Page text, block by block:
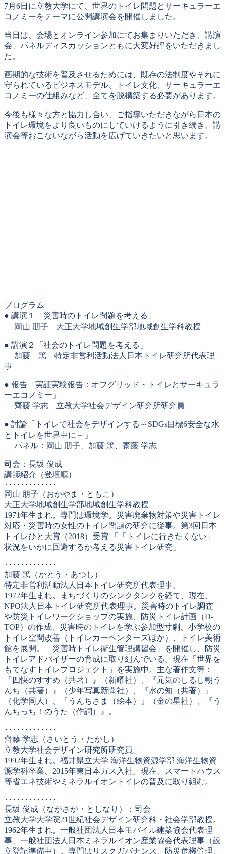
7月6日に立教大学にて、世界のトイレ問題とサーキュラーエ
コノミーをテーマに公開講演会を開催しました。
当日は、会場とオンライン参加にてお集まりいただき、講演
会、パネルディスカッションともに大変好評をいただきまし
た。
画期的な技術を普及させるためには、既存の法制度やそれに
守られているビジネスモデル、トイレ文化、サーキュラーエ
コノミーの仕組みなど、全てを脱構築する必要があります。
今後も様々な方と協力し合い、ご指導いただきながら日本の
トイレ環境をより良いものにしていけるように引き続き、講
演会等おこないながら活動を広げていきたいと思います。
プログラム
● 講演１「災害時のトイレ問題を考える」
岡山 朋子 大正大学地域創生学部地域創生学科教授
● 講演２「社会のトイレ問題を考える」
加藤 篤 特定非営利活動法人日本トイレ研究所代表理
事
● 報告「実証実験報告：オフグリッド・トイレとサーキュラ
ーエコノミー」
齊藤 学志 立教大学社会デザイン研究所研究員
● 討論「トイレで社会をデザインする～SDGs目標6安全な水
とトイレを世界中に～」
パネル：岡山 朋子、加藤 篤、齋藤 学志
司会：長坂 俊成
講師紹介（登壇順）
･････････････
岡山 朋子（おかやま・ともこ）
大正大学地域創生学部地域創生学科教授
1971年生まれ。専門は環境学。災害廃棄物対策や災害トイレ
対応・災害時の女性のトイレ問題の研究に従事。第3回日本
トイレひと大賞（2018）受賞 「「トイレに行きたくない」
状況をいかに回避するか考える災害トイレ研究」
･････････････
加藤 篤（かとう・あつし）
特定非営利活動法人日本トイレ研究所代表理事。
1972年生まれ。まちづくりのシンクタンクを経て、現在、
NPO法人日本トイレ研究所代表理事。災害時のトイレ調査
や防災トイレワークショップの実施、防災トイレ計画（D-
TOP）の作成、災害時のトイレを学ぶ参加型寸劇、小学校の
トイレ空間改善（トイレカーペンターズほか）、トイレ美術
館を展開。「災害時トイレ衛生管理講習会」を開催し、防災
トイレアドバイザーの育成に取り組んでいる。現在「世界を
もてなすトイレプロジェクト」を実施中。主な著作文等：
『四快のすすめ（共著）』（新曜社）、『元気のしるし朝う
んち（共著）』（少年写真新聞社）、『水の知（共著）』
（化学同人）、『うんちさま（絵本）』（金の星社）、『う
んちっち！のうた（作詞）』。
･････････････
齊藤 学志（さいとう・たかし）
立教大学社会デザイン研究所研究員。
1992年生まれ。福井県立大学 海洋生物資源学部 海洋生物資
源学科卒業、2015年東日本ガス入社。現在、スマートハウス
等省エネ技術やミネラルイオントイレの普及に取り組む。
･････････････
長坂 俊成（ながさか・としなり）：司会
立教大学大学院21世紀社会デザイン研究科・社会学部教授。
1962年生まれ。一般社団法人日本モバイル建築協会代表理
事、一般社団法人日本ミネラルイオン産業協会代表理事（設
立登記準備中）。専門はリスクガバナンス、防災危機管理、